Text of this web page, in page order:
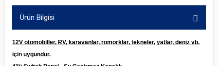
Ürün Bilgisi
12V otomobiller, RV, karavanlar, römorklar, tekneler, yatlar, deniz vb.
için uygundur.